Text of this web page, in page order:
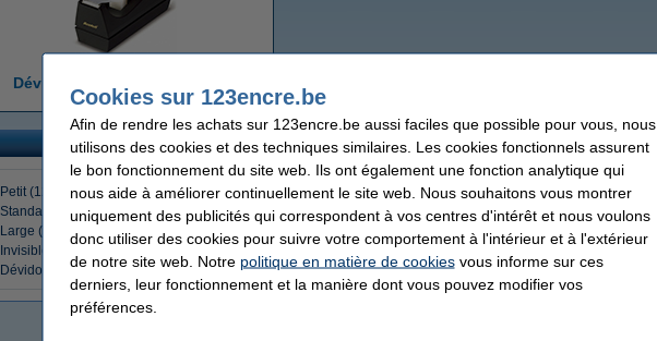
Dévidoirs de rubans adhésifs
Ruban adhésif (gros mandrin)
Petit (12 - 15 mm)
Standard (19 mm)
Large (25 mm)
Invisible / magic
Dévidoirs de rubans adhésifs
Cookies sur 123encre.be
Afin de rendre les achats sur 123encre.be aussi faciles que possible pour vous, nous
utilisons des cookies et des techniques similaires. Les cookies fonctionnels assurent
le bon fonctionnement du site web. Ils ont également une fonction analytique qui
nous aide à améliorer continuellement le site web. Nous souhaitons vous montrer
uniquement des publicités qui correspondent à vos centres d'intérêt et nous voulons
donc utiliser des cookies pour suivre votre comportement à l'intérieur et à l'extérieur
de notre site web. Notre politique en matière de cookiesvous informe sur ces
derniers, leur fonctionnement et la manière dont vous pouvez modifier vos
préférences.